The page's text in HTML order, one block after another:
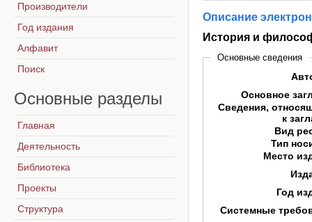
Описание
История и
Основные сведения
Основное
Сведения,
к
Вид
Тип
Место
Год
Системные
Производители
Год издания
Алфавит
Поиск
Основные разделы
Главная
Деятельность
Библиотека
Проекты
Структура